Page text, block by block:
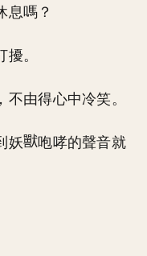
息嗎？
。
由得心中冷笑。
妖
咆哮的聲音就